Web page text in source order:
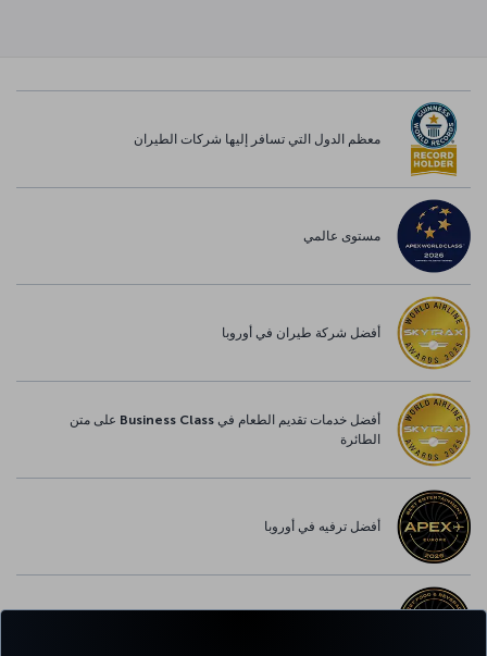
معظم الدول التي تسافر إليها شركات الطيران
مستوى عالمي
أفضل شركة طيران في أوروبا
أفضل خدمات تقديم الطعام في Business Class على متن
الطائرة
أفضل ترفيه في أوروبا